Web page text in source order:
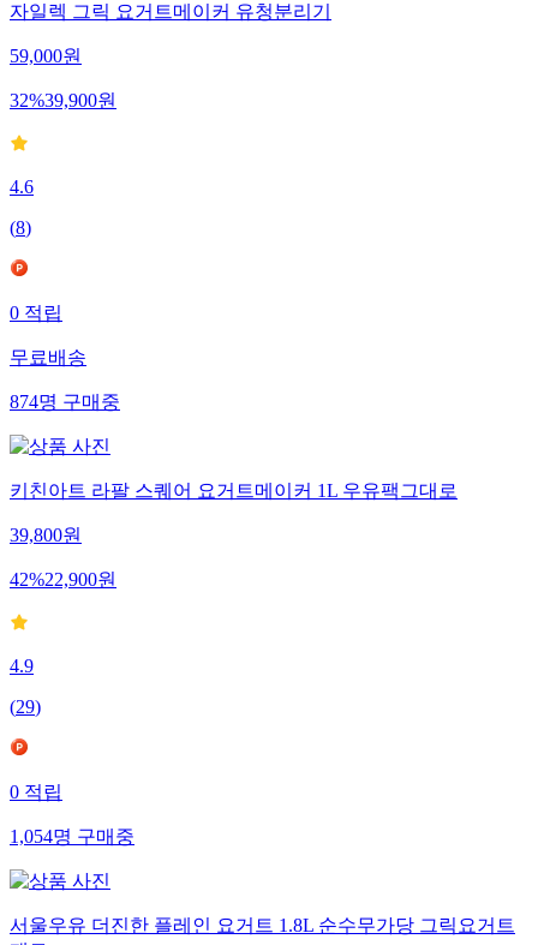
자일렉 그릭 요거트메이커 유청분리기
59,000원
32%39,900원
4.6
(8)
0적립
무료배송
874명구매중
키친아트 라팔 스퀘어 요거트메이커 1L 우유팩그대로
39,800원
42%22,900원
4.9
(29)
0적립
1,054명구매중
서울우유 더진한 플레인 요거트 1.8L 순수무가당 그릭요거트